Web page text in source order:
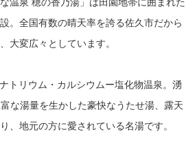
温泉 穂の香乃湯」は田園地帯に囲まれた
。全国有数の晴天率を誇る佐久市だから
大変広々としています。
トリウム・カルシウムー塩化物温泉。湧
な湯量を生かした豪快なうたせ湯、露天
、地元の方に愛されている名湯です。